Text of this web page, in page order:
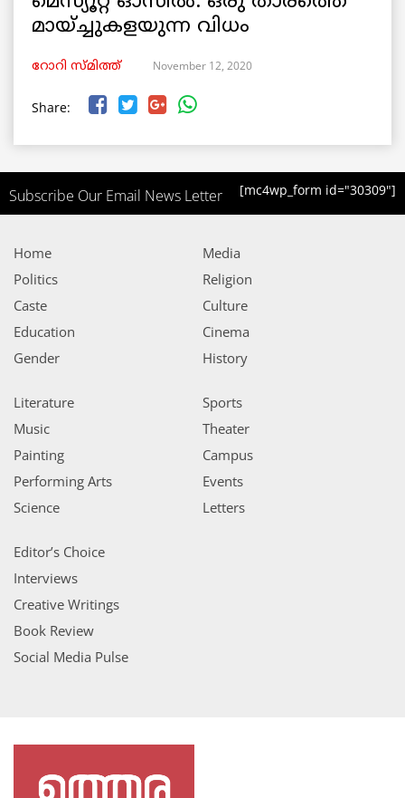
മായ്ച്ചുകളയുന്ന വിധം
റോറി സ്മിത്ത് November 12, 2020
Share:
Subscribe Our Email News Letter [mc4wp_form id="30309"]
Home
Politics
Caste
Education
Gender
Media
Religion
Culture
Cinema
History
Literature
Music
Painting
Performing Arts
Science
Sports
Theater
Campus
Events
Letters
Editor’s Choice
Interviews
Creative Writings
Book Review
Social Media Pulse